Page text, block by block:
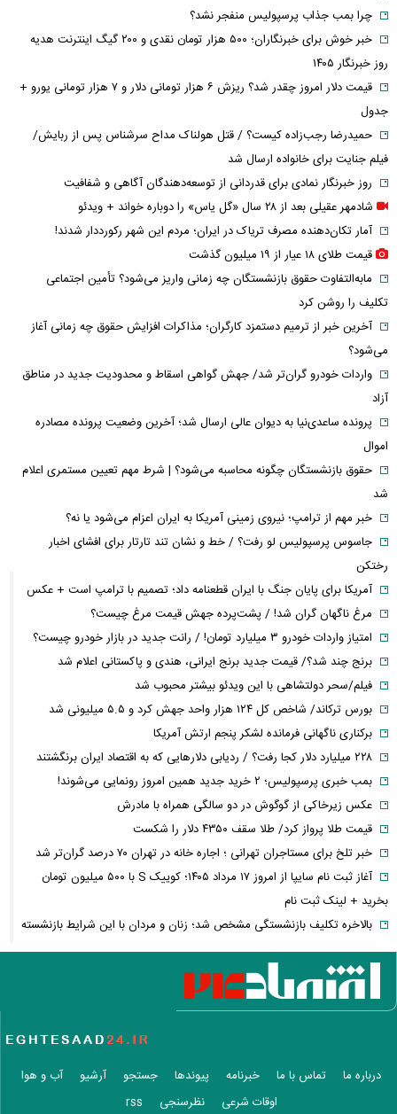
چرا بمب جذاب پرسپولیس منفجر نشد؟
خبر خوش برای خبرنگاران؛ ۵۰۰ هزار تومان نقدی و ۲۰۰ گیگ اینترنت هدیه
روز خبرنگار ۱۴۰۵
قیمت دلار امروز چقدر شد؟ ریزش ۶ هزار تومانی دلار و ۷ هزار تومانی یورو +
جدول
حمیدرضا رجب‌زاده کیست؟ / قتل هولناک مداح سرشناس پس از ربایش/
فیلم جنایت برای خانواده ارسال شد
روز خبرنگار نمادی برای قدردانی از توسعه‌دهندگان آگاهی و شفافیت
شادمهر عقیلی بعد از ۲۸ سال «گل یاس» را دوباره خواند + ویدئو
آمار تکان‌دهنده مصرف تریاک در ایران؛ مردم این شهر رکورددار شدند!
قیمت طلای ۱۸ عیار از ۱۹ میلیون گذشت
مابه‌التفاوت حقوق بازنشستگان چه زمانی واریز می‌شود؟ تأمین اجتماعی
تکلیف را روشن کرد
آخرین خبر از ترمیم دستمزد کارگران؛ مذاکرات افزایش حقوق چه زمانی آغاز
می‌شود؟
واردات خودرو گران‌تر شد/ جهش گواهی اسقاط و محدودیت جدید در مناطق
آزاد
پرونده ساعدی‌نیا به دیوان عالی ارسال شد؛ آخرین وضعیت پرونده مصادره
اموال
حقوق بازنشستگان چگونه محاسبه می‌شود؟ | شرط مهم تعیین مستمری اعلام
شد
خبر مهم از ترامپ؛ نیروی زمینی آمریکا به ایران اعزام می‌شود یا نه؟
جاسوس پرسپولیس لو رفت؟ / خط و نشان تند تارتار برای افشای اخبار
رختکن
آمریکا برای پایان جنگ با ایران قطعنامه داد؛ تصمیم با ترامپ است + عکس
مرغ ناگهان گران شد! / پشت‌پرده جهش قیمت مرغ چیست؟
امتیاز واردات خودرو ۳ میلیارد تومان! / رانت جدید در بازار خودرو چیست؟
برنج چند شد؟/ قیمت جدید برنج ایرانی، هندی و پاکستانی اعلام شد
فیلم/سحر دولتشاهی با این ویدئو بیشتر محبوب شد
بورس ترکاند/ شاخص کل ۱۲۴ هزار واحد جهش کرد و ۵.۵ میلیونی شد
برکناری ناگهانی فرمانده لشکر پنجم ارتش آمریکا
۲۲۸ میلیارد دلار کجا رفت؟ / ردیابی دلارهایی که به اقتصاد ایران برنگشتند
بمب خبری پرسپولیس؛ ۲ خرید جدید همین امروز رونمایی می‌شوند!
عکس زیرخاکی از گوگوش در دو سالگی همراه با مادرش
قیمت طلا پرواز کرد/ طلا سقف ۴۳۵۰ دلار را شکست
خبر تلخ برای مستاجران تهرانی ؛ اجاره خانه در تهران ۷۰ درصد گران‌تر شد
آغاز ثبت نام سایپا از امروز ۱۷ مرداد ۱۴۰۵؛ کوییک S با ۵۰۰ میلیون تومان
بخرید + لینک ثبت نام
بالاخره تکلیف بازنشستگی مشخص شد؛ زنان و مردان با این شرایط بازنشسته
می‌شوند
فیلم/واکنش نعیمه نظام‌دوست از بغل کردن دختری با استایل پسرانه
بازداشت دو جراح زیبایی قلابی که حوصله درس خواندن نداشتند!
سنتکام درباره محاصره دریایی ایران چه نقشه‌ای دارد؟
عکس عاشقانه سپند امیرسلیمانی با پسرش
استایل جذاب لیندا کیانی در اکران ماه پنهان + عکس
درباره ما تماس با ما خبرنامه پیوندها جستجو آرشیو
آب و هوا
اوقات شرعی
نظرسنجی rss